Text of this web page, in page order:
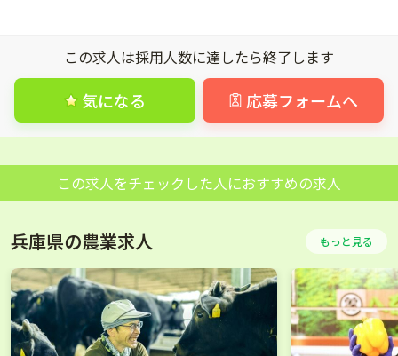
この求人は採用人数に達したら終了します
気になる 応募フォームへ
この求人をチェックした人におすすめの求人
兵庫県の農業求人 もっと見る